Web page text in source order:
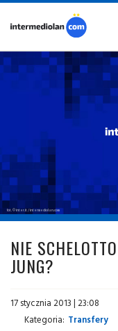
fot. © inter.it / intermediolan.com
NIE
JUNG?
17 stycznia 2013 | 23:08
Kategoria: Transfery